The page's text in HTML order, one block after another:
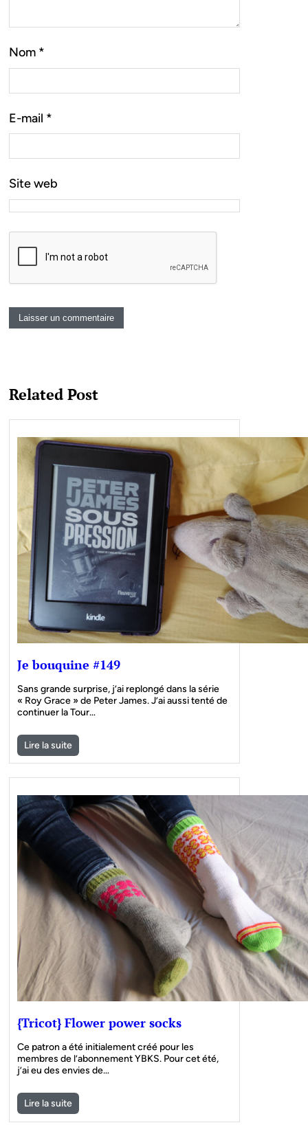
Nom *
E-mail *
Site web
Related Post
Je bouquine #149
Sans grande surprise, j’ai replongé dans la série
« Roy Grace » de Peter James. J’ai aussi tenté de
continuer la Tour…
Lire la suite
{Tricot} Flower power socks
Ce patron a été initialement créé pour les
membres de l’abonnement YBKS. Pour cet été,
j’ai eu des envies de…
Lire la suite